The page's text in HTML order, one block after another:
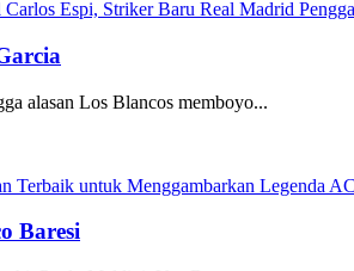
alasan Los Blancos memboyo...
Baresi